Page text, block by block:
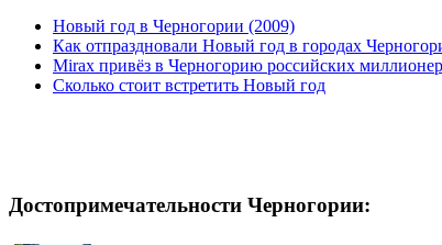
Новый год в Черногории (2009)
Как отпраздновали Новый год в городах
Mirax привёз в Черногорию российских
Сколько стоит встретить Новый год
Достопримечательности Черногории: